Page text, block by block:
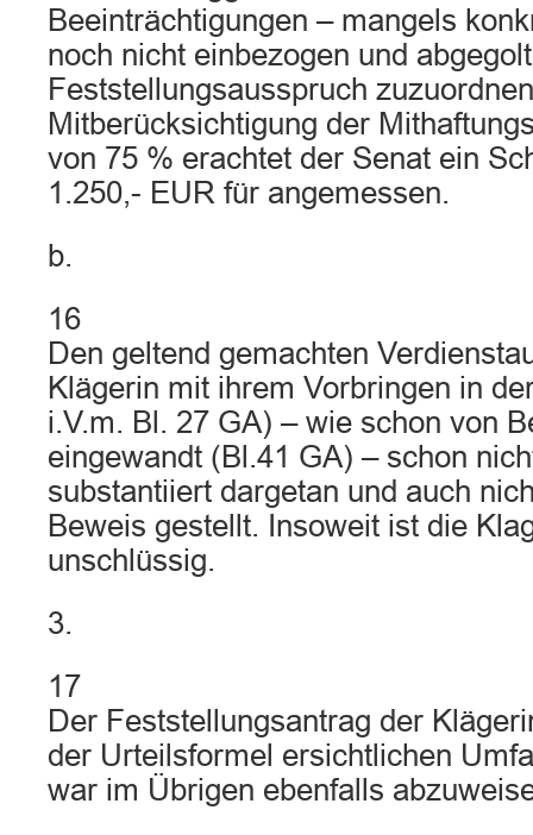
Beeinträchtigungen – mangels
noch nicht einbezogen und
Feststellungsausspruch
Mitberücksichtigung der
von 75 % erachtet der Senat ein
1.250,- EUR für angemessen.
b.
16
Den geltend gemachten
Klägerin mit ihrem Vorbringen in
i.V.m. Bl. 27 GA) – wie schon von
eingewandt (Bl.41 GA) – schon
substantiiert dargetan und auch
Beweis gestellt. Insoweit ist die
unschlüssig.
3.
17
Der Feststellungsantrag der
der Urteilsformel ersichtlichen
war im Übrigen ebenfalls